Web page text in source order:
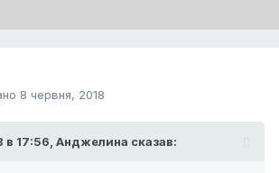
8 червня, 2018
в 17:56, Анджелина сказав: